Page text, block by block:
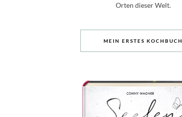
Orten dieser Welt.
MEIN ERSTES KOCHBUCH